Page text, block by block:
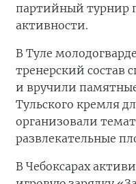
партийный турнир
активности.
В Туле
тренерский состав
и вручили
Тульского кремля
организовали
развлекательные
В Чебоксарах